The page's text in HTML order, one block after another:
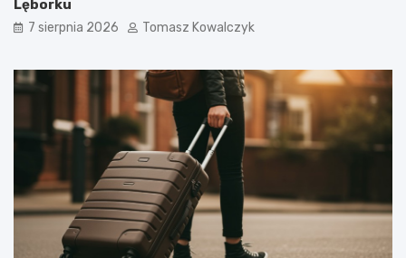
Lęborku
7 sierpnia 2026 Tomasz Kowalczyk